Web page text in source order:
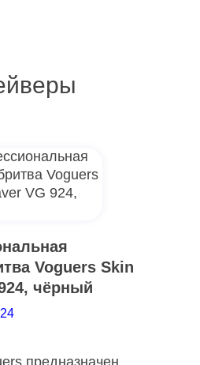
Voguers Skin
чёрный
предназначен